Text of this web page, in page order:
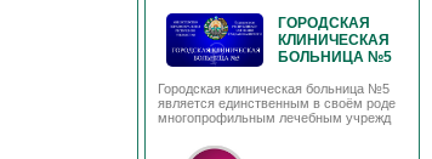
ГОРОДСКАЯ
КЛИНИЧЕСКАЯ
БОЛЬНИЦА №5
Городская клиническая больница №5
является единственным в своём роде
многопрофильным лечебным учрежд